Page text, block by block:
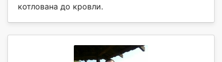
котлована до кровли.